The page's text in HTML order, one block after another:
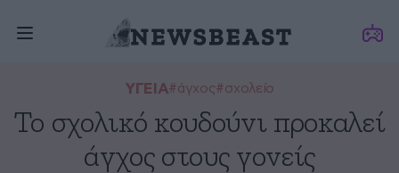
ΥΓΕΙΑ#άγχος#σχολείο
Το σχολικό κουδούνι προκαλεί
άγχος στους γονείς